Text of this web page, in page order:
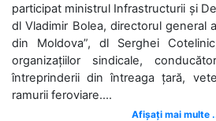
participat ministrul Infrastructurii și
dl Vladimir Bolea, directorul general
din Moldova”, dl Serghei
organizațiilor sindicale,
întreprinderii din întreaga țară,
ramurii feroviare....
Afișați mai multe